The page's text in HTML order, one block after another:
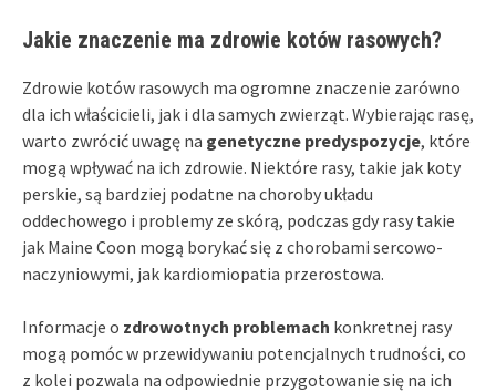
Jakie znaczenie ma zdrowie kotów rasowych?
Zdrowie kotów rasowych ma ogromne znaczenie zarówno
dla ich właścicieli, jak i dla samych zwierząt. Wybierając rasę,
warto zwrócić uwagę na genetyczne predyspozycje, które
mogą wpływać na ich zdrowie. Niektóre rasy, takie jak koty
perskie, są bardziej podatne na choroby układu
oddechowego i problemy ze skórą, podczas gdy rasy takie
jak Maine Coon mogą borykać się z chorobami sercowo-
naczyniowymi, jak kardiomiopatia przerostowa.
Informacje o zdrowotnych problemach konkretnej rasy
mogą pomóc w przewidywaniu potencjalnych trudności, co
z kolei pozwala na odpowiednie przygotowanie się na ich